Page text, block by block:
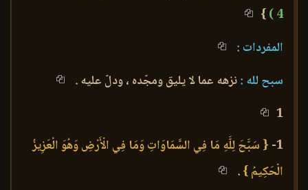
4 )
}
المفردات :
سبح لله :نزهه عما لا يليق ومجّده ، ودلّ عليه .
1
1- { سَبَّحَ لِلَّهِ مَا فِي السَّمَاوَاتِ وَمَا فِي الْأَرْضِ وَهُوَ الْعَزِيزُ
الْحَكِيمُ }.